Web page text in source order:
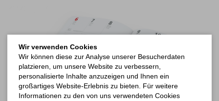
Wir verwenden Cookies
Wir können diese zur Analyse unserer Besucherdaten
platzieren, um unsere Website zu verbessern,
personalisierte Inhalte anzuzeigen und Ihnen ein
großartiges Website-Erlebnis zu bieten. Für weitere
Informationen zu den von uns verwendeten Cookies